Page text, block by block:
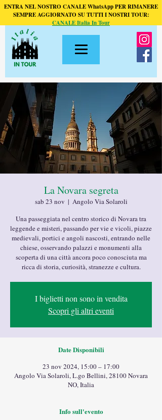
ENTRA NEL NOSTRO CANALE WhatsApp PER RIMANERE
SEMPRE AGGIORNATO SU TUTTI I NOSTRI TOUR:
CANALE Italia In Tour
La Novara segreta
sab 23 nov
  |
Angolo Via Solaroli
Una passeggiata nel centro storico di Novara tra
leggende e misteri, passando per vie e vicoli, piazze
medievali, portici e angoli nascosti, entrando nelle
chiese, osservando palazzi e monumenti alla
scoperta di una città ancora poco conosciuta ma
ricca di storia, curiosità, stranezze e cultura.
I biglietti non sono in vendita
Scopri gli altri eventi
Date Disponibili
23 nov 2024, 15:00 – 17:00
Angolo Via Solaroli, L.go Bellini, 28100 Novara
NO, Italia
Info sull'evento